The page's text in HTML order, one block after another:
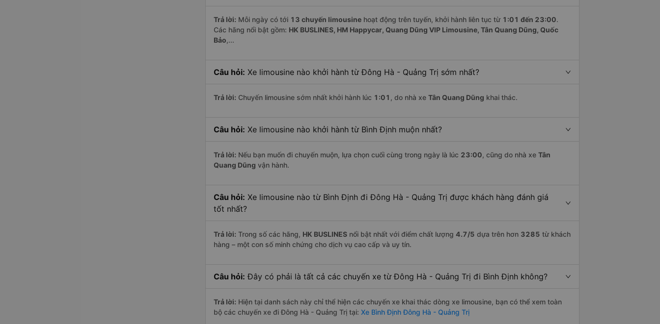
Trả lời: Mỗi ngày có tới 13 chuyến limousine hoạt động trên tuyến, khởi hành liên tục từ 1:01 đến 23:00.
Các hãng nổi bật gồm: HK BUSLINES, HM Happycar, Quang Dũng VIP Limousine, Tân Quang Dũng, Quốc
Bảo,...
Câu hỏi: Xe limousine nào khởi hành từ Đông Hà - Quảng Trị sớm nhất?
Trả lời: Chuyến limousine sớm nhất khởi hành lúc 1:01 , do nhà xe Tân Quang Dũng khai thác.
Câu hỏi: Xe limousine nào khởi hành từ Bình Định muộn nhất?
Trả lời: Nếu bạn muốn đi chuyến muộn, lựa chọn cuối cùng trong ngày là lúc 23:00, cũng do nhà xe Tân
Quang Dũng vận hành.
Câu hỏi: Xe limousine nào từ Bình Định đi Đông Hà - Quảng Trị được khách hàng đánh giá
tốt nhất?
Trả lời: Trong số các hãng, HK BUSLINES nổi bật nhất với điểm chất lượng 4.7/5 dựa trên hơn 3285 từ khách
hàng – một con số minh chứng cho dịch vụ cao cấp và uy tín.
Câu hỏi: Đây có phải là tất cả các chuyến xe từ Đông Hà - Quảng Trị đi Bình Định không?
Trả lời: Hiện tại danh sách này chỉ thể hiện các chuyến xe khai thác dòng xe limousine, bạn có thể xem toàn
bộ các chuyến xe đi Đông Hà - Quảng Trị tại: Xe Bình Định Đông Hà - Quảng Trị